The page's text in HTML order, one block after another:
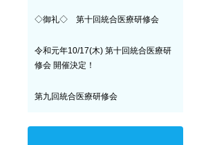
◇御礼◇ 第十回統合医療研修会
令和元年10/17(木) 第十回統合医療研
修会 開催決定！
第九回統合医療研修会